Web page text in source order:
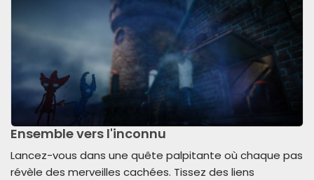
Ensemble vers l'inconnu
Lancez-vous dans une quête palpitante où chaque pas
révèle des merveilles cachées. Tissez des liens